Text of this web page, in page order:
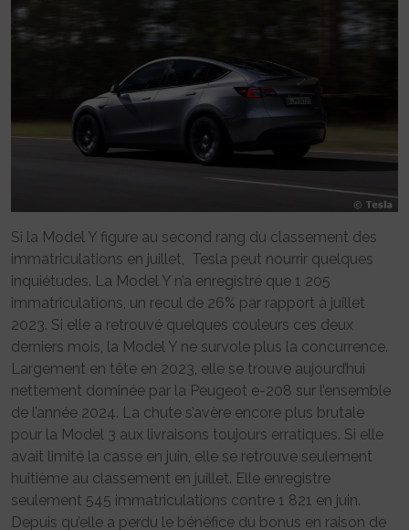
Si la Model Y figure au second rang du classement des
immatriculations en juillet, Tesla peut nourrir quelques
inquiétudes. La Model Y n’a enregistré que 1 205
immatriculations, un recul de 26% par rapport à juillet
2023. Si elle a retrouvé quelques couleurs ces deux
derniers mois, la Model Y ne survole plus la concurrence.
Largement en tête en 2023, elle se trouve aujourd’hui
nettement dominée par la Peugeot e-208 sur l’ensemble
de l’année 2024. La chute s’avère encore plus brutale
pour la Model 3 aux livraisons toujours erratiques. Si elle
avait limité la casse en juin, elle se retrouve seulement
huitième au classement en juillet. Elle enregistre
seulement 545 immatriculations contre 1 821 en juin.
Depuis qu’elle a perdu le bénéfice du bonus en raison de